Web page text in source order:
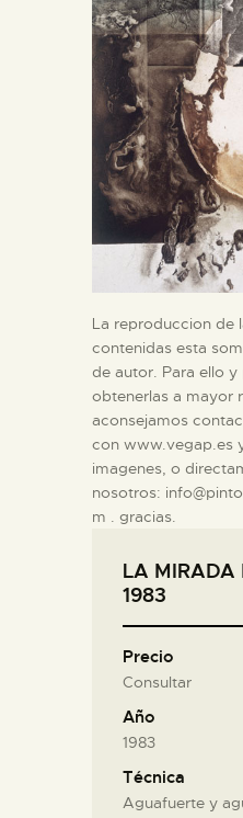
La reproduccion de
contenidas esta
de autor. Para ello
obtenerlas a mayor
aconsejamos
con www.vegap.es
imagenes, o
nosotros:
m . gracias.
LA MIRADA
1983
Precio
Consultar
Año
1983
Técnica
Aguafuerte y